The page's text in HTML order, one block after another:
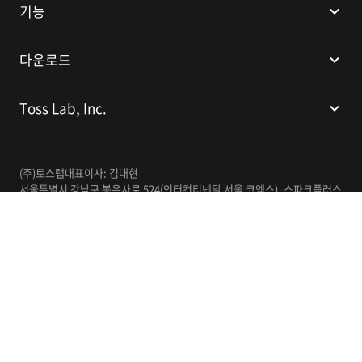
기능
다운로드
Toss Lab, Inc.
(주)토스랩대표이사: 김대현
서울특별시 강남구 봉은사로 524(인터컨티넨탈 서울 코엑스), 스파크플러스